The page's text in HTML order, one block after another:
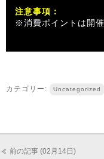
注意事項：
※消費ポイントは開催
カテゴリー: Uncategorized
前の記事 (02月14日)